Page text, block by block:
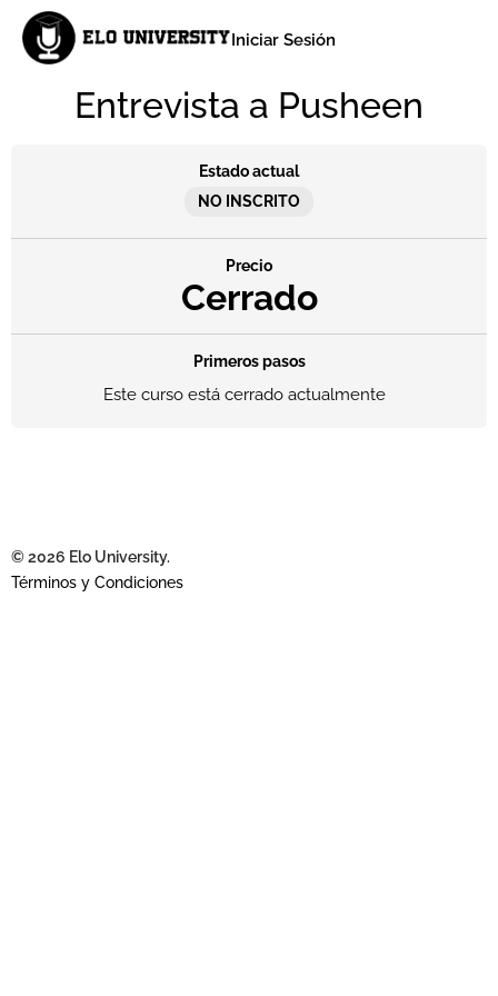
Iniciar Sesión
Entrevista a Pusheen
Estado actual
NO INSCRITO
Precio
Cerrado
Primeros pasos
Este curso está cerrado actualmente
© 2026 Elo University.
Términos y Condiciones